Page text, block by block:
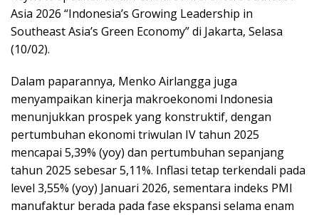
Asia 2026 “Indonesia’s Growing Leadership in
Southeast Asia’s Green Economy” di Jakarta, Selasa
(10/02).
Dalam paparannya, Menko Airlangga juga
menyampaikan kinerja makroekonomi Indonesia
menunjukkan prospek yang konstruktif, dengan
pertumbuhan ekonomi triwulan IV tahun 2025
mencapai 5,39% (yoy) dan pertumbuhan sepanjang
tahun 2025 sebesar 5,11%. Inflasi tetap terkendali pada
level 3,55% (yoy) Januari 2026, sementara indeks PMI
manufaktur berada pada fase ekspansi selama enam